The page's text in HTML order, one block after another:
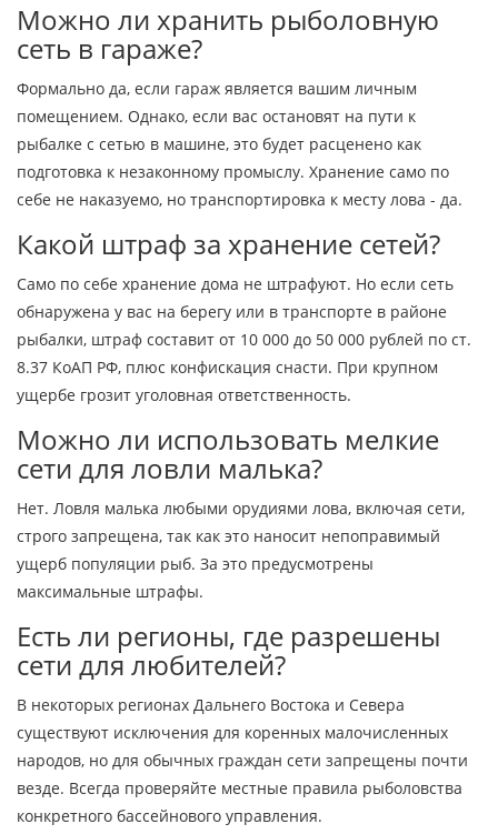
Можно ли хранить рыболовную
сеть в гараже?
Формально да, если гараж является вашим личным
помещением. Однако, если вас остановят на пути к
рыбалке с сетью в машине, это будет расценено как
подготовка к незаконному промыслу. Хранение само по
себе не наказуемо, но транспортировка к месту лова - да.
Какой штраф за хранение сетей?
Само по себе хранение дома не штрафуют. Но если сеть
обнаружена у вас на берегу или в транспорте в районе
рыбалки, штраф составит от 10 000 до 50 000 рублей по ст.
8.37 КоАП РФ, плюс конфискация снасти. При крупном
ущербе грозит уголовная ответственность.
Можно ли использовать мелкие
сети для ловли малька?
Нет. Ловля малька любыми орудиями лова, включая сети,
строго запрещена, так как это наносит непоправимый
ущерб популяции рыб. За это предусмотрены
максимальные штрафы.
Есть ли регионы, где разрешены
сети для любителей?
В некоторых регионах Дальнего Востока и Севера
существуют исключения для коренных малочисленных
народов, но для обычных граждан сети запрещены почти
везде. Всегда проверяйте местные правила рыболовства
конкретного бассейнового управления.